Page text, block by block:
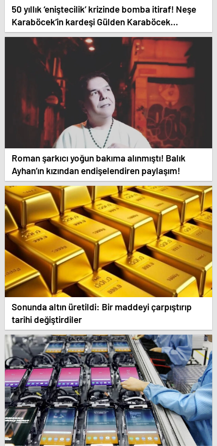
50 yıllık ‘eniştecilik’ krizinde bomba itiraf! Neşe
Karaböcek’in kardeşi Gülden Karaböcek
açıklamalarıyla ağızları açık bıraktı: “Ablam bu
evliliğe mecbur etti”
Roman şarkıcı yoğun bakıma alınmıştı! Balık
Ayhan’ın kızından endişelendiren paylaşım!
Sonunda altın üretildi: Bir maddeyi çarpıştırıp
tarihi değiştirdiler